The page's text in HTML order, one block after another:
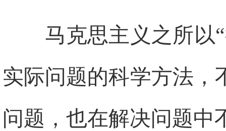
马克思主义之所以
实际问题的科学方法，
问题，也在解决问题中